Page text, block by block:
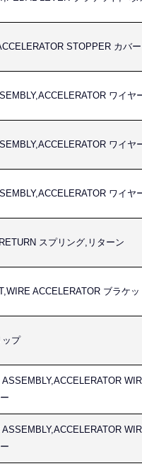
STOPPER カバ
ワイ
ワイ
ワイ
スプリング,リターン
ACCELERATOR ブラケ
ップ
ASSEMBLY,ACCELERATOR
ASSEMBLY,ACCELERATOR